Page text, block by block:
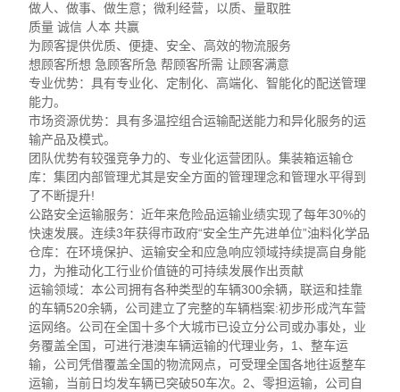
做人、做事、做生意；微利经营，以质、量取胜
质量 诚信 人本 共赢
为顾客提供优质、便捷、安全、高效的物流服务
想顾客所想 急顾客所急 帮顾客所需 让顾客满意
专业优势：具有专业化、定制化、高端化、智能化的配送管理
能力。
市场资源优势：具有多温控组合运输配送能力和异化服务的运
输产品及模式。
团队优势有较强竞争力的、专业化运营团队。集装箱运输仓
库：集团内部管理尤其是安全方面的管理理念和管理水平得到
了不断提升!
公路安全运输服务：近年来危险品运输业绩实现了每年30%的
快速发展。连续3年获得市政府“安全生产先进单位”油料化学品
仓库：在环境保护、运输安全和应急响应领域持续提高自身能
力，为推动化工行业价值链的可持续发展作出贡献
运输领域：本公司拥有各种类型的车辆300余辆，联运和挂靠
的车辆520余辆，公司建立了完整的车辆档案:初步形成汽车营
运网络。公司在全国十多个大城市已设立分公司或办事处，业
务覆盖全国，可进行港澳车辆运输的代理业务，1、整车运
输，公司凭借覆盖全国的物流网点，可受理全国各地往返整车
运输，当前日均发车辆已突破50车次。2、零担运输，公司自